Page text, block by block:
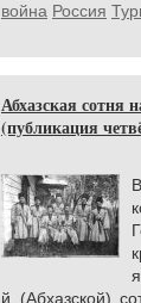
война Россия
Абхазская сотня
(публикация
й (Абхазской)